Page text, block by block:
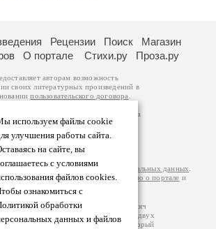
используем файлы cookie
улучшения работы сайта.
на сайте, вы
с условиями
файлов cookies.
ознакомиться с
обработки
данных и файлов
Рецензии Поиск
Магазин
О портале Стихи.ру Проза.ру
авторам возможность
своих литературных произведений в
пользовательского договора
произведения принадлежат авторам
. Перепечатка произведений возможна
автора, к которому вы можете
странице. Ответственность за
несут самостоятельно на
изаконодательства
Политики обработки персональных данных
более подробнуюинформацию о портале и
портала Стихи.ру – порядка 200 тысяч
в общей сумме просматривают более двух
данным счетчика посещаемости, который